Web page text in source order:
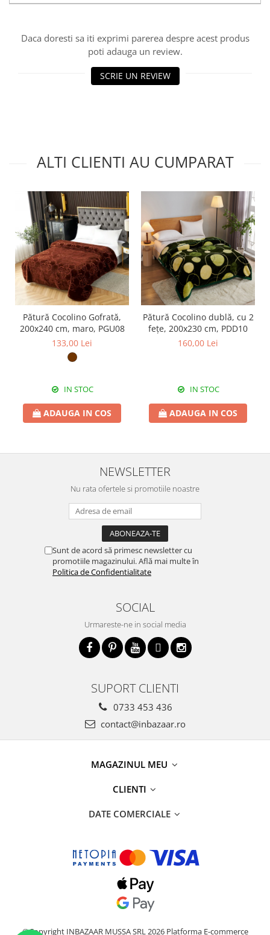
Daca doresti sa iti exprimi parerea despre acest produs
poti adauga un review.
SCRIE UN REVIEW
ALTI CLIENTI AU CUMPARAT
Pătură Cocolino Gofrată,
200x240 cm, maro, PGU08
133,00 Lei
IN STOC
ADAUGA IN COS
Pătură Cocolino dublă, cu 2
fețe, 200x230 cm, PDD10
160,00 Lei
IN STOC
ADAUGA IN COS
NEWSLETTER
Nu rata ofertele si promotiile noastre
Sunt de acord să primesc newsletter cu
promotiile magazinului. Află mai multe în
Politica de Confidentialitate
SOCIAL
Urmareste-ne in social media
SUPORT CLIENTI
0733 453 436
contact@inbazaar.ro
MAGAZINUL MEU
CLIENTI
DATE COMERCIALE
©Copyright INBAZAAR MUSSA SRL 2026 Platforma E-commerce